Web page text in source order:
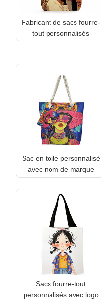
Fabricant de sacs fourre-
tout personnalisés
Sac en toile personnalisé
avec nom de marque
Sacs fourre-tout
personnalisés avec logo